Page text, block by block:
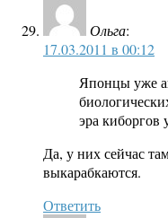
Ольга:
17.03.2011 в 00:12
Японцы уже
эра киборгов
Да, у них сейчас
выкарабкаются.
Ответить